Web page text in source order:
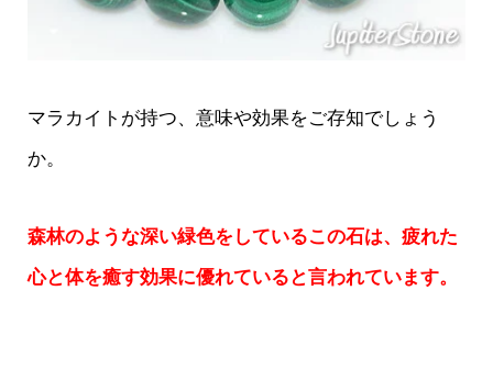
マラカイトが持つ、意味や効果をご存知でしょう
か。
森林のような深い緑色をしているこの石は、疲れた
心と体を癒す効果に優れていると言われています。